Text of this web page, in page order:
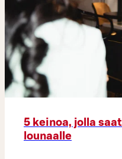
5 keinoa, jolla
lounaalle